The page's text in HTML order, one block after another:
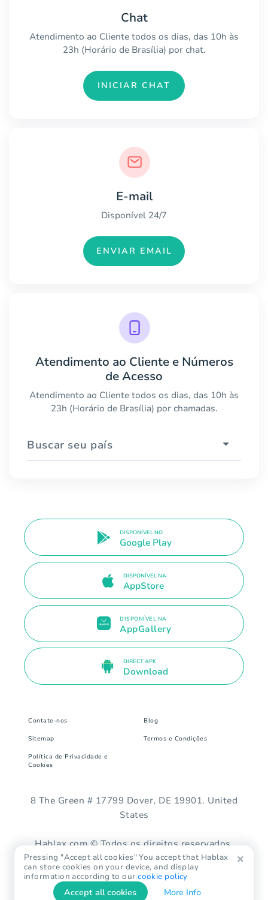
Chat
Atendimento ao Cliente todos os dias, das 10h às
23h (Horário de Brasília) por chat.
INICIAR CHAT
E-mail
Disponível 24/7
ENVIAR EMAIL
Atendimento ao Cliente e Números
de Acesso
Atendimento ao Cliente todos os dias, das 10h às
23h (Horário de Brasília) por chamadas.
Buscar seu país
DISPONÍVEL NO
Google Play
DISPONÍVEL NA
AppStore
DISPONÍVEL NA
AppGallery
DIRECT APK
Download
Contate-nos Blog
Sitemap Termos e Condições
Política de Privacidade e
Cookies
8 The Green # 17799 Dover, DE 19901. United
States
Hablax.com © Todos os direitos reservados.
Pressing "Accept all cookies" You accept that Hablax
can store cookies on your device, and display
information according to ourcookie policy
Accept all cookies More Info